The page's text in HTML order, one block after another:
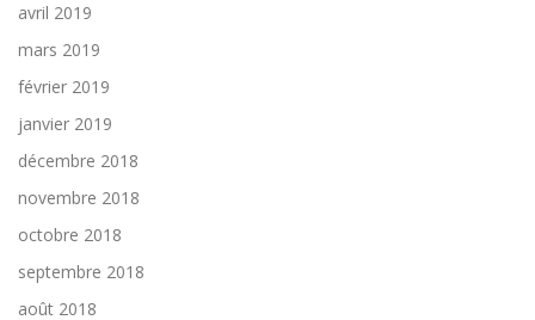
avril 2019
mars 2019
février 2019
janvier 2019
décembre 2018
novembre 2018
octobre 2018
septembre 2018
août 2018